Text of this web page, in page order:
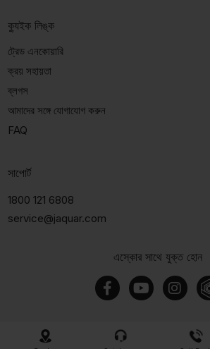
এস্কোর সাথে যুক্ত হোন
ক্যুইক লিঙ্ক
ট্রেড এনকোয়ারি
ক্রয় সহায়তা
ব্লগস
আমাদের সঙ্গে যোগাযোগ করুন
FAQ
সাপোর্ট
1800 121 6808
service@jaquar.com